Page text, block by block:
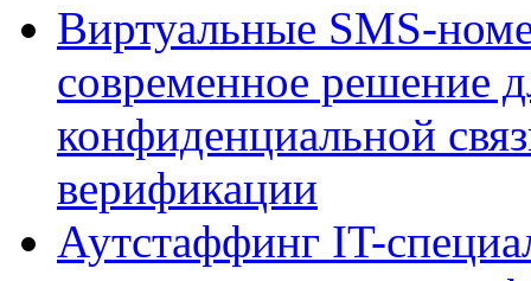
Виртуальные SMS-
современное решение
конфиденциальной
верификации
Аутстаффинг IT-